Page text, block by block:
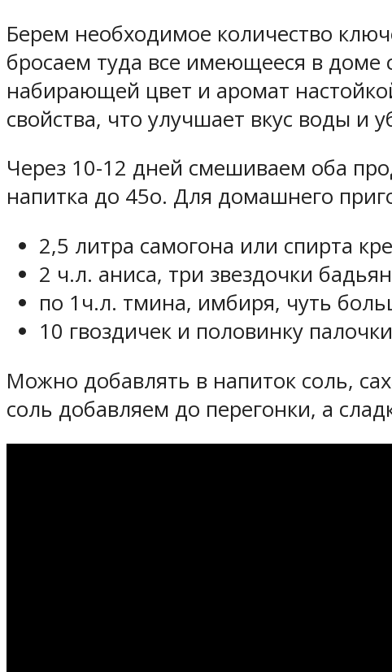
Берем необходимое количество
бросаем туда все имеющееся в
набирающей цвет и аромат
свойства, что улучшает вкус воды и
Через 10-12 дней смешиваем оба
напитка до 45о. Для домашнего
2,5 литра самогона или спирта
2 ч.л. аниса, три звездочки
по 1ч.л. тмина, имбиря, чуть
10 гвоздичек и половинку
Можно добавлять в напиток соль,
соль добавляем до перегонки, а